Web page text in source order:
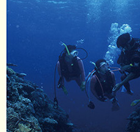
OKINAWA